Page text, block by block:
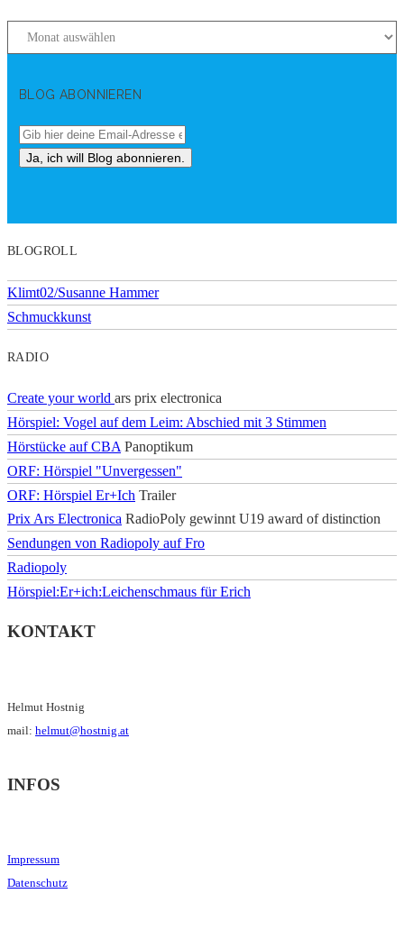
BLOG ABONNIEREN
BLOGROLL
Klimt02/Susanne Hammer
Schmuckkunst
RADIO
Create your world ars prix electronica
Hörspiel: Vogel auf dem Leim: Abschied mit 3 Stimmen
Hörstücke auf CBA Panoptikum
ORF: Hörspiel "Unvergessen"
ORF: Hörspiel Er+Ich Trailer
Prix Ars Electronica RadioPoly gewinnt U19 award of distinction
Sendungen von Radiopoly auf Fro
Radiopoly
Hörspiel:Er+ich:Leichenschmaus für Erich
KONTAKT
Helmut Hostnig
mail: helmut@hostnig.at
INFOS
Impressum
Datenschutz